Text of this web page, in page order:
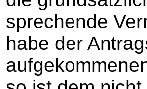
sprechende
habe der